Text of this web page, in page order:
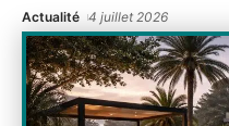
Actualité 4 juillet 2026